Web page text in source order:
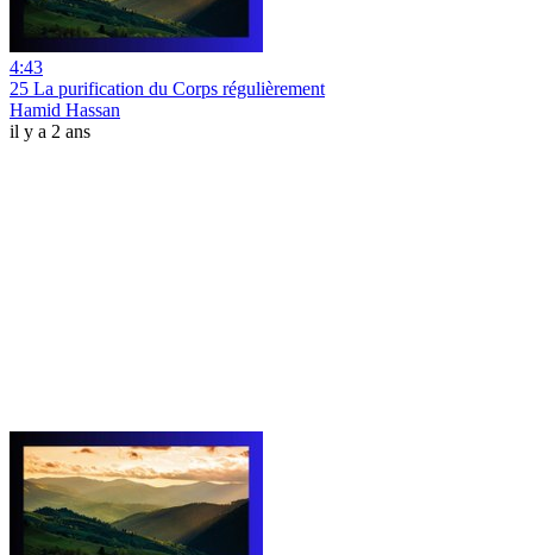
4:43
25 La purification du Corps régulièrement
Hamid Hassan
il y a 2 ans